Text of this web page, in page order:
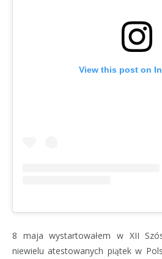
View this post on
8 maja wystartowałem w XII
niewielu atestowanych piątek w